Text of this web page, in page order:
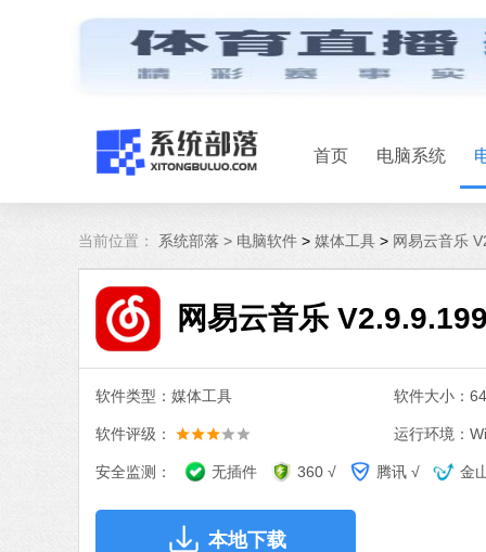
首页 电脑系统
当前位置： 系统部落 > 电脑软件 > 媒体工具 > 网易云音乐
网易云音乐
软件类型：媒体工具 软件大小：
软件评级： 运行环境：
安全监测： 无插件 360 √ 腾讯 √ 金
本地下载